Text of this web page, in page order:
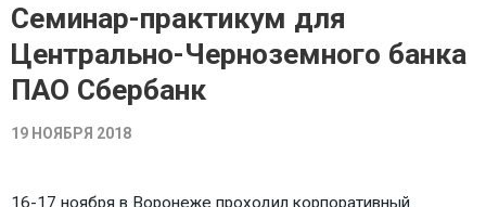
Семинар-практикум для
Центрально-Черноземного банка
ПАО Сбербанк
19 НОЯБРЯ 2018
16-17 ноября в Воронеже проходил корпоративный